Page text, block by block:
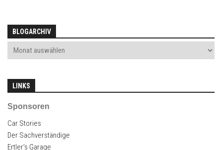
BLOGARCHIV
LINKS
Sponsoren
Car Stories
Der Sachverständige
Ertler’s Garage